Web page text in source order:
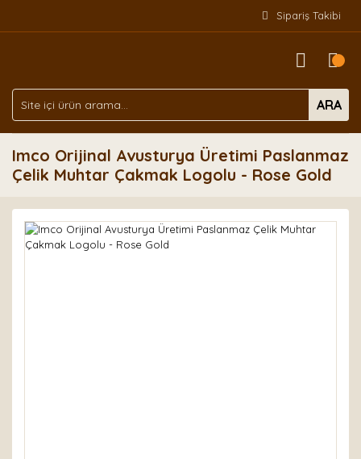
Sipariş Takibi
ARA
Imco Orijinal Avusturya Üretimi Paslanmaz
Çelik Muhtar Çakmak Logolu - Rose Gold